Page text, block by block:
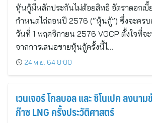
หุ้นกู้มีหลักประกันไม่ด้อยสิทธิ อัตราดอกเบี้
กำหนดไถ่ถอนปี 2576 (“หุ้นกู้”) ซึ่งจะคร
วันที่ 1 พฤศจิกายน 2576 VGCP ตั้งใจที่จ
จากการเสนอขายหุ้นกู้ครั้งนี้ไ…
24 พ.ย. 64 8:00
เวนเจอร์ โกลบอล และ ซิโนเปค ลงนา
ก๊าซ LNG ครั้งประวัติศาสตร์